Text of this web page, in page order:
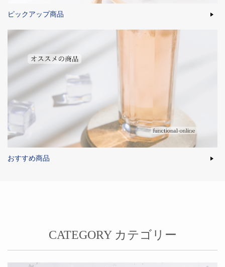
ピックアップ商品
おすすめ商品
CATEGORY カテゴリー